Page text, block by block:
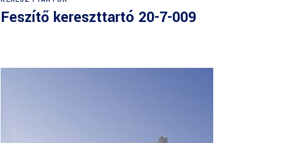
Feszítő kereszttartó 20-7-009